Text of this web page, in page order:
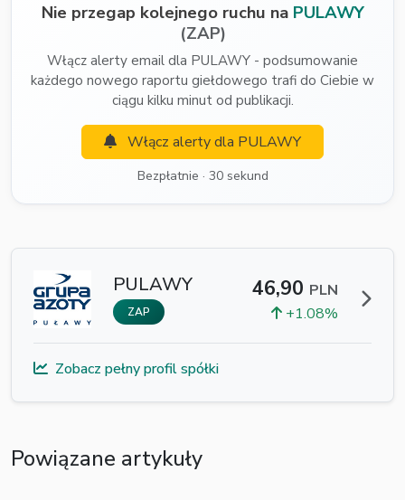
Nie przegap kolejnego ruchu na PULAWY
(ZAP)
Włącz alerty email dla PULAWY - podsumowanie
każdego nowego raportu giełdowego trafi do Ciebie w
ciągu kilku minut od publikacji.
Włącz alerty dla PULAWY
Bezpłatnie · 30 sekund
PULAWY
ZAP
46,90 PLN
+1.08%
Zobacz pełny profil spółki
Powiązane artykuły